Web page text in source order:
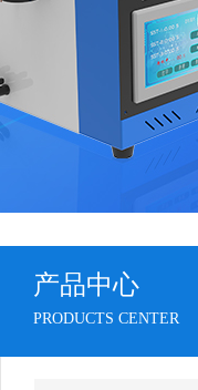
产品中心
PRODUCTS CENTER